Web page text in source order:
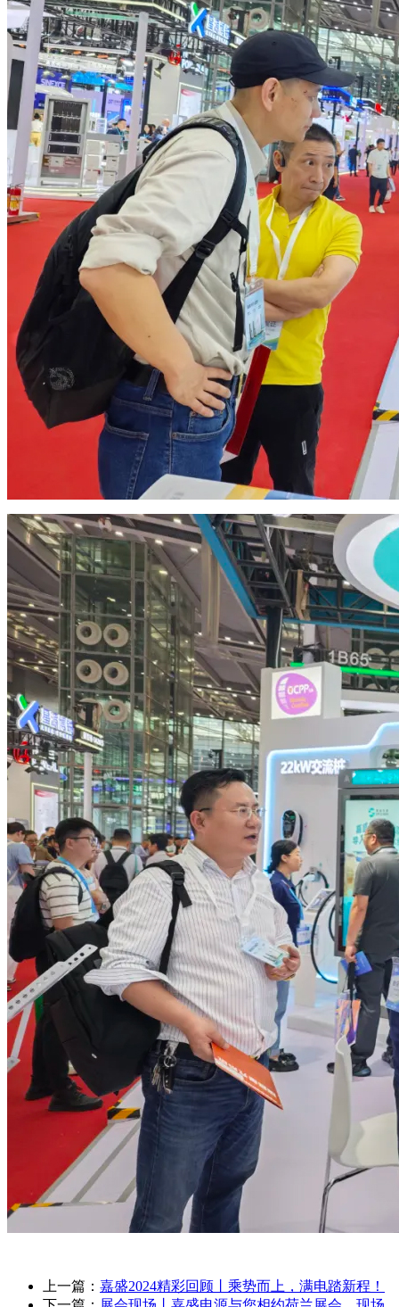
上一篇： 嘉盛2024精彩回顾丨乘势而上，满电踏新程！